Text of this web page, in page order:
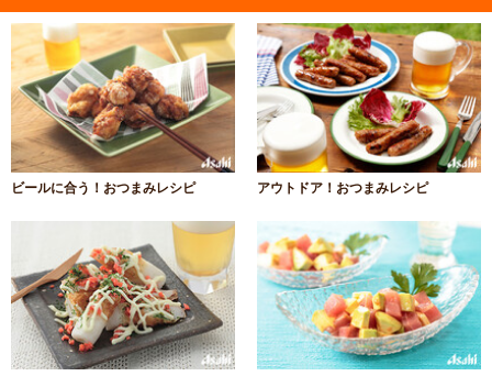
ビールに合う！おつまみレシピ アウトドア！おつまみレシピ